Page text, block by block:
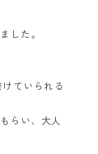
した。
ていられる
らい、大人